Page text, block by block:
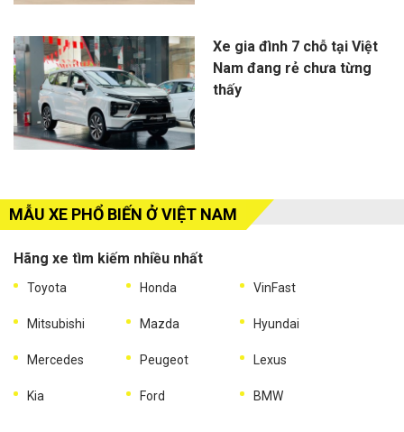
Xe gia đình 7 chỗ tại Việt
Nam đang rẻ chưa từng
thấy
MẪU XE PHỔ BIẾN Ở VIỆT NAM
Hãng xe tìm kiếm nhiều nhất
Toyota Honda VinFast
Mitsubishi Mazda Hyundai
Mercedes Peugeot Lexus
Kia Ford BMW